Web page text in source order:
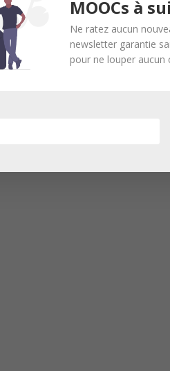
MOOCs à
Ne ratez aucun
newsletter garantie
pour ne louper aucun